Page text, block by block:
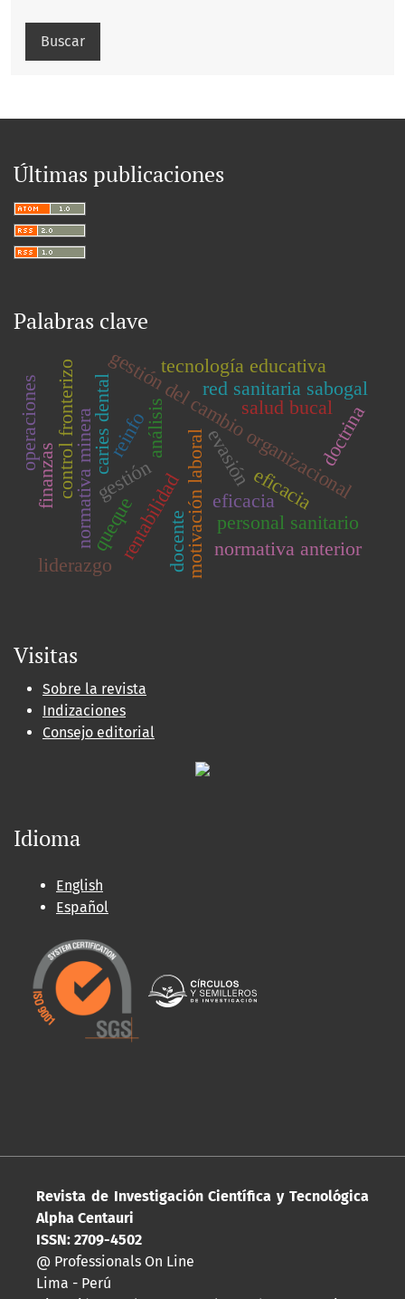
Buscar
Últimas publicaciones
Palabras clave
gestión del cambio organizacional
motivación laboral personal sanitario
red sanitaria sabogal
salud bucal
caries dental
docente
tecnología educativa
análisis doctrina
normativa anterior
reinfo
normativa minera rentabilidad
evasión
control fronterizo eficacia
eficacia
liderazgo
gestión
finanzas
operaciones
queque
Visitas
Sobre la revista
Indizaciones
Consejo editorial
Idioma
English
Español
Revista de Investigación Científica y Tecnológica
Alpha Centauri
ISSN: 2709-4502
@ Professionals On Line
Lima - Perú